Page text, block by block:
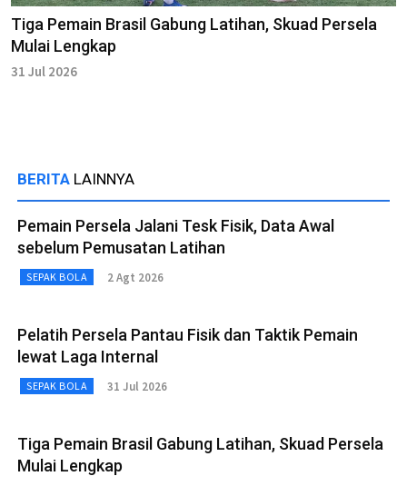
Tiga Pemain Brasil Gabung Latihan, Skuad Persela
Mulai Lengkap
31 Jul 2026
BERITA LAINNYA
Pemain Persela Jalani Tesk Fisik, Data Awal
sebelum Pemusatan Latihan
SEPAK BOLA 2 Agt 2026
Pelatih Persela Pantau Fisik dan Taktik Pemain
lewat Laga Internal
SEPAK BOLA 31 Jul 2026
Tiga Pemain Brasil Gabung Latihan, Skuad Persela
Mulai Lengkap